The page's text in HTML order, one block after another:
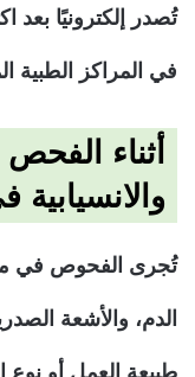
تُصدر إلكترونيًا بعد
في المراكز الطبية
أثناء
والانسيابية
تُجرى الفحوص في
الدم، والأشعة
طبيعة العمل أو نوع